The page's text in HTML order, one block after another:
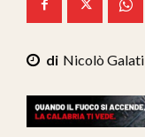
Mix Zone
Nicolò Galati